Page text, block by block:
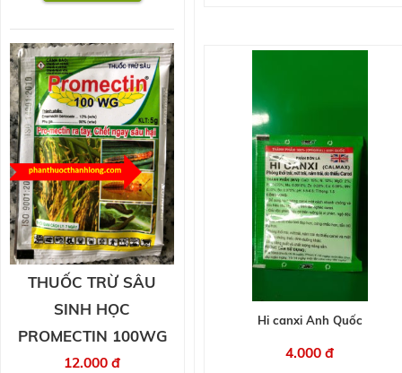
Hi canxi Anh Quốc
4.000 đ
THUỐC TRỪ SÂU
SINH HỌC
PROMECTIN 100WG
12.000 đ